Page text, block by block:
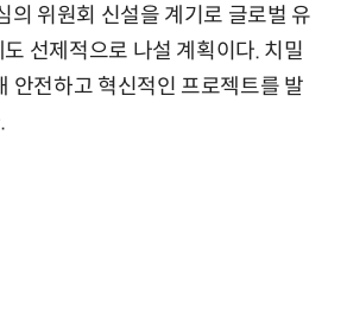
의 위원회 신설을 계기로 글로벌 유
선제적으로 나설 계획이다. 치밀
안전하고 혁신적인 프로젝트를 발